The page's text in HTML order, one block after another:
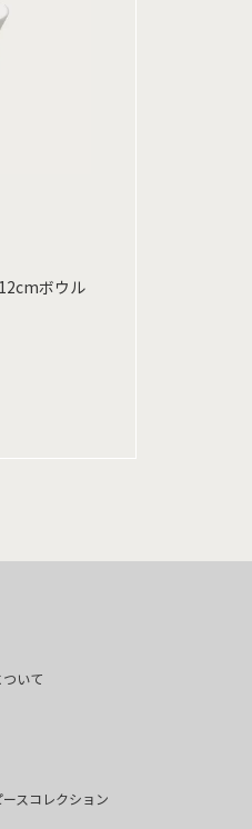
ボウル
ついて
スコレクション